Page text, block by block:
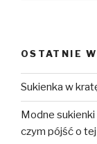
OSTATNIE
Sukienka w
Modne sukienki
czym pójść o